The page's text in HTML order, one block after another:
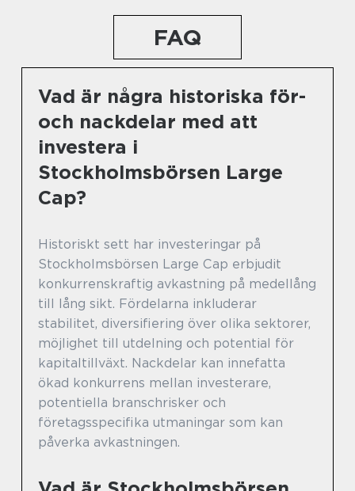
FAQ
Vad är några historiska för-
och nackdelar med att
investera i
Stockholmsbörsen Large
Cap?
Historiskt sett har investeringar på
Stockholmsbörsen Large Cap erbjudit
konkurrenskraftig avkastning på medellång
till lång sikt. Fördelarna inkluderar
stabilitet, diversifiering över olika sektorer,
möjlighet till utdelning och potential för
kapitaltillväxt. Nackdelar kan innefatta
ökad konkurrens mellan investerare,
potentiella branschrisker och
företagsspecifika utmaningar som kan
påverka avkastningen.